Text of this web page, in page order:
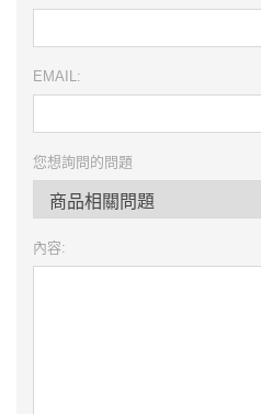
EMAIL:
您想詢問的問題
內容: